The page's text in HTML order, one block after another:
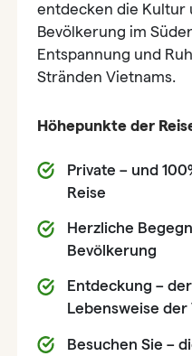
entdecken die Kultur
Bevölkerung im
Entspannung und
Stränden Vietnams.
Höhepunkte der
Private – und
Reise
Herzliche
Bevölkerung
Entdeckung –
Lebensweise
Besuchen Sie –